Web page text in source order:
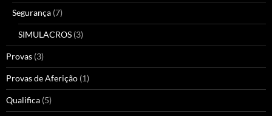
Segurança (7)
SIMULACROS (3)
Provas (3)
Provas de Aferição (1)
Qualifica (5)